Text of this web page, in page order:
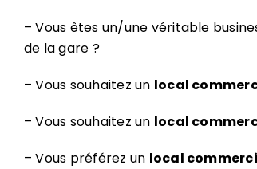
– Vous êtes un/une véritable
de la gare ?
– Vous souhaitez un local
– Vous souhaitez un local
– Vous préférez un local